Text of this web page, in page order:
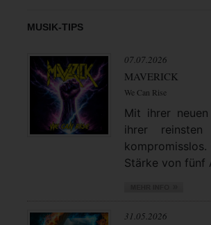
MUSIK-TIPS
07.07.2026
MAVERICK
We Can Rise
Mit ihrer neuen
ihrer
Stärke von fünf
31.05.2026